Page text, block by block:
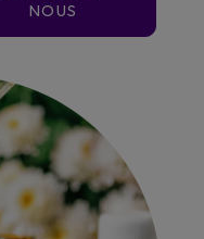
NOUS